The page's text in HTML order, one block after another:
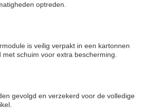
optreden.
is veilig verpakt in een kartonnen
schuim voor extra bescherming.
gevolgd en verzekerd voor de volledige